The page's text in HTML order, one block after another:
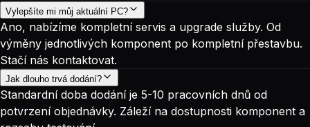
Vylepšíte mi můj aktuální PC?
Ano, nabízíme kompletní servis a upgrade služby. Od
výměny jednotlivých komponent po kompletní přestavbu.
Stačí nás kontaktovat.
Jak dlouho trvá dodání?
Standardní doba dodání je 5-10 pracovních dnů od
potvrzení objednávky. Záleží na dostupnosti komponent a